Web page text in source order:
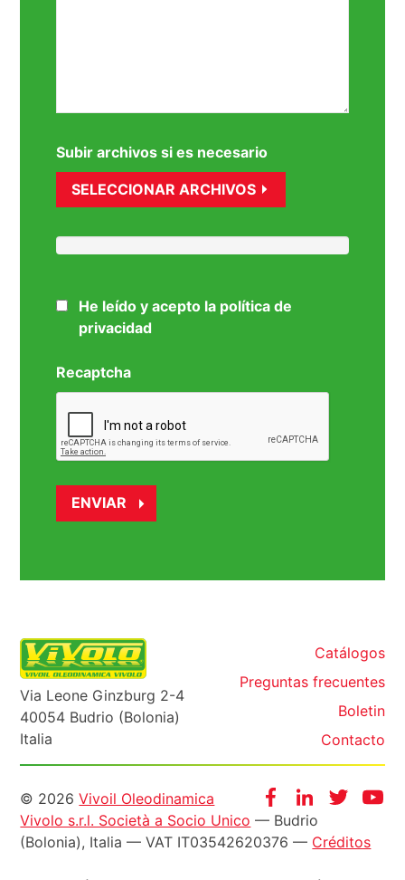
Subir archivos si es necesario
SELECCIONAR ARCHIVOS
He leído y acepto la política de
privacidad
Recaptcha
Via Leone Ginzburg 2-4
40054 Budrio (Bolonia)
Italia
Catálogos
Preguntas frecuentes
Boletin
Contacto
FacebookInstagram
Twitter
Informazioni
legali
© 2026Vivoil Oleodinamica
Vivolo s.r.l. Società a Socio Unico — Budrio
(Bolonia), Italia — VAT IT03542620376 — Créditos